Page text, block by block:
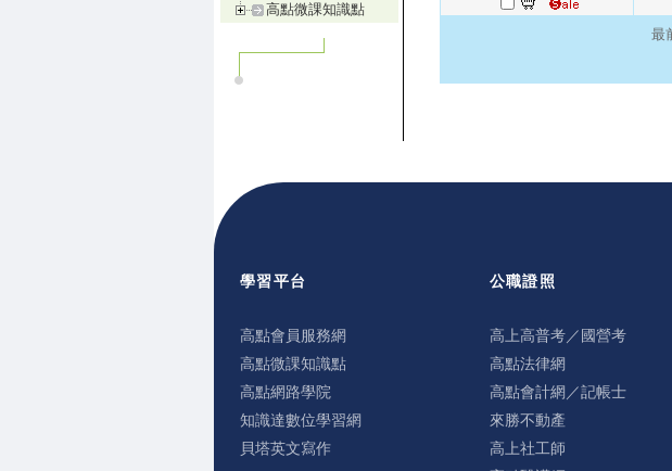
高點微課知識點
最
學習平台
高點會員服務網
高點微課知識點
高點網路學院
知識達數位學習網
貝塔英文寫作
公職證照
高上高普考／國營考
高點法律網
高點會計網／記帳士
來勝不動產
高上社工師